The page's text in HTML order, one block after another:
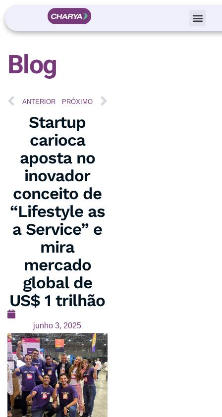
Blog
ANTERIOR PRÓXIMO
Startup
carioca
aposta no
inovador
conceito de
“Lifestyle as
a Service” e
mira
mercado
global de
US$ 1 trilhão
junho 3, 2025